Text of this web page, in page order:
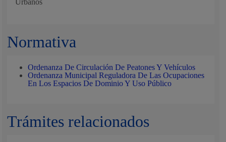
Urbanos
Normativa
Ordenanza De Circulación De Peatones Y Vehículos
Ordenanza Municipal Reguladora De Las Ocupaciones
En Los Espacios De Dominio Y Uso Público
Trámites relacionados